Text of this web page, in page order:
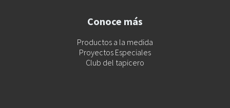
Conoce más
Productos a la medida
Proyectos Especiales
Club del tapicero